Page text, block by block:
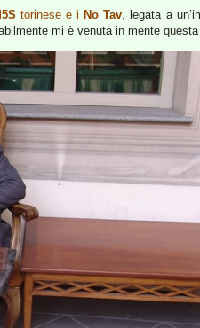
torinese e i No Tav, legata a
mi è venuta in mente